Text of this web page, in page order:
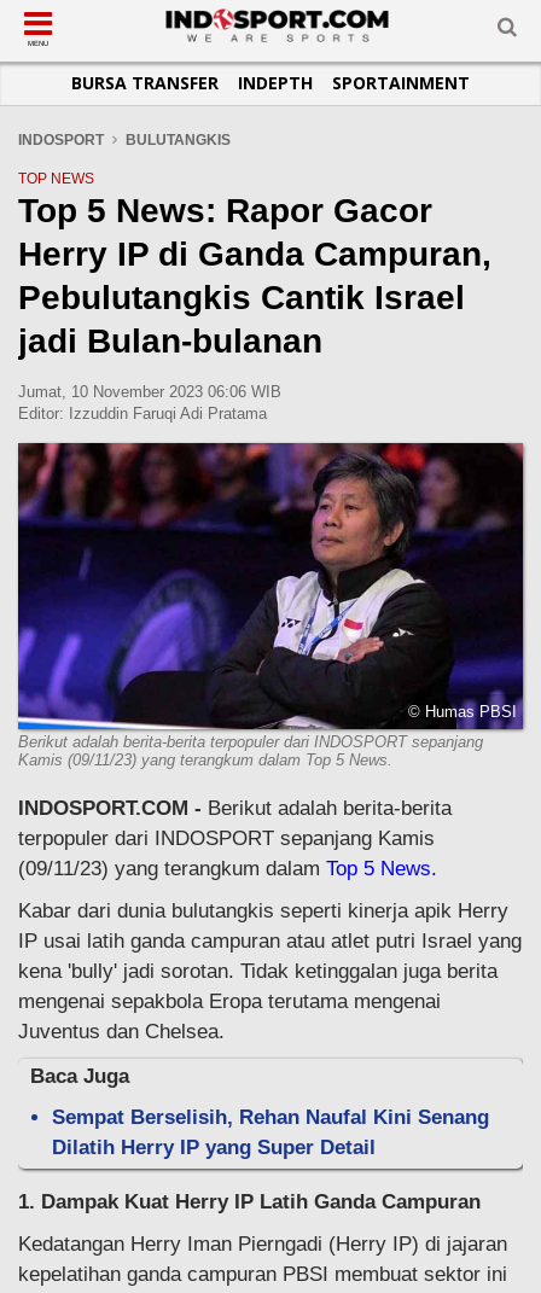
SUB-MENU
SEPAKBOLA
LIGA INGGRIS
LIGA ITALIA
LIGA SPANYOL
LIGA CHAMPIONS
LIGA PRANCIS
LIGA EUROPA
SUB-MENU
SPORTAINMENT
SUB-MENU
OTOMOTIF
OTOMANIA
SUB-MENU
BASKET
FUTSAL
OLIMPIK
E-SPORT
SUB-MENU
JADWAL
SUB-MENU
TOPIK HARI INI
INFOGRAFIS
GALERI FOTO
TEMPAT OLAHRAGA
PASUKAN SEHAT
MENU
BURSA TRANSFER INDEPTH SPORTAINMENT
INDOSPORT BULUTANGKIS
TOP NEWS
Top 5 News: Rapor Gacor
Herry IP di Ganda Campuran,
Pebulutangkis Cantik Israel
jadi Bulan-bulanan
Jumat, 10 November 2023 06:06 WIB
Editor: Izzuddin Faruqi Adi Pratama
© Humas PBSI
Berikut adalah berita-berita terpopuler dari INDOSPORT sepanjang
Kamis (09/11/23) yang terangkum dalam Top 5 News.
INDOSPORT.COM - Berikut adalah berita-berita
terpopuler dari INDOSPORT sepanjang Kamis
(09/11/23) yang terangkum dalam Top 5 News.
Kabar dari dunia bulutangkis seperti kinerja apik Herry
IP usai latih ganda campuran atau atlet putri Israel yang
kena 'bully' jadi sorotan. Tidak ketinggalan juga berita
mengenai sepakbola Eropa terutama mengenai
Juventus dan Chelsea.
Baca Juga
Sempat Berselisih, Rehan Naufal Kini Senang
Dilatih Herry IP yang Super Detail
1. Dampak Kuat Herry IP Latih Ganda Campuran
Kedatangan Herry Iman Pierngadi (Herry IP) di jajaran
kepelatihan ganda campuran PBSI membuat sektor ini